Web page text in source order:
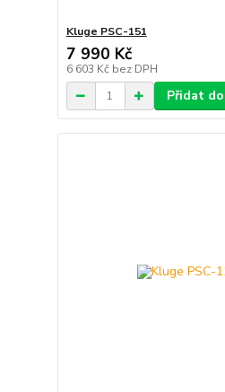
Kluge PSC-151
7 990 Kč
6 603 Kč bez DPH
Přidat